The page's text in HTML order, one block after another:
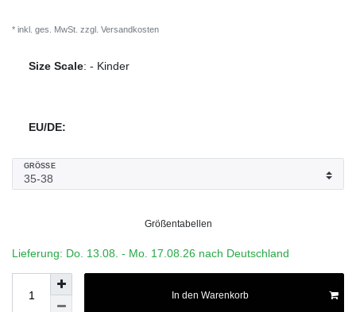
* inkl. ges. MwSt. zzgl. Versandkosten
Size Scale: - Kinder
EU/DE:
GRÖSSE
Größentabellen
Lieferung: Do. 13.08. - Mo. 17.08.26 nach Deutschland
In den Warenkorb